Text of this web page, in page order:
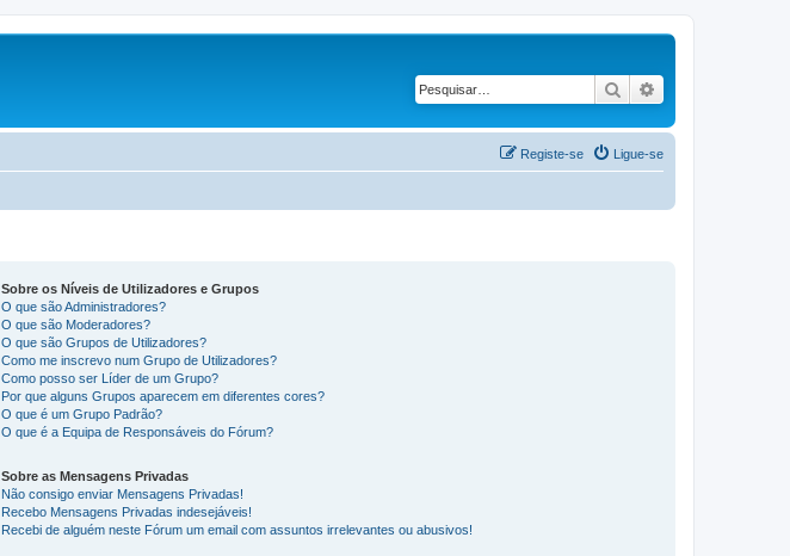
Pesquisar
Ligue-se
Registe-se
Sobre os Níveis de Utilizadores e Grupos
O que são Administradores?
O que são Moderadores?
O que são Grupos de Utilizadores?
Como me inscrevo num Grupo de Utilizadores?
Como posso ser Líder de um Grupo?
Por que alguns Grupos aparecem em diferentes cores?
O que é um Grupo Padrão?
O que é a Equipa de Responsáveis do Fórum?
Sobre as Mensagens Privadas
Não consigo enviar Mensagens Privadas!
Recebo Mensagens Privadas indesejáveis!
Recebi de alguém neste Fórum um email com assuntos irrelevantes ou abusivos!